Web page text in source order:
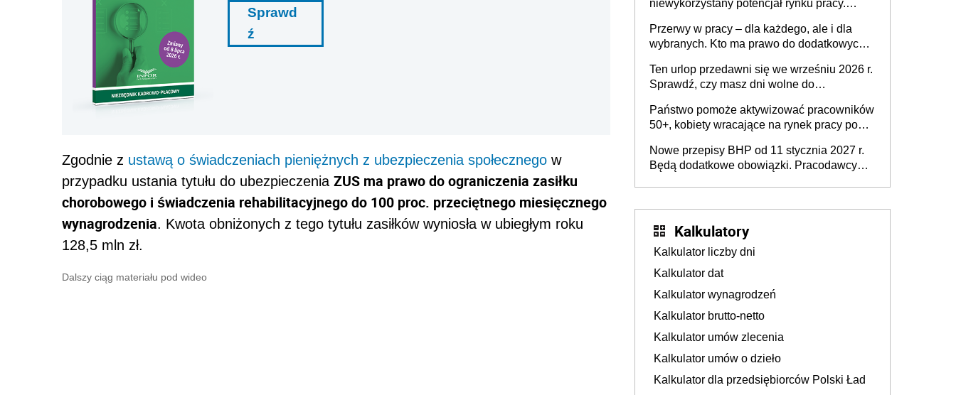
Sprawd
ź
Zgodnie z ustawą o świadczeniach pieniężnych z ubezpieczenia społecznego w
przypadku ustania tytułu do ubezpieczenia ZUS ma prawo do ograniczenia zasiłku
chorobowego i świadczenia rehabilitacyjnego do 100 proc. przeciętnego miesięcznego
wynagrodzenia. Kwota obniżonych z tego tytułu zasiłków wyniosła w ubiegłym roku
128,5 mln zł.
Dalszy ciąg materiału pod wideo
niewykorzystany potencjał rynku pracy.
dofinansowań czy refundacji, ale bariery po
stronie systemu i świadomości
pracodawców [WYWIAD]
Przerwy w pracy – dla każdego, ale i dla
wybranych. Kto ma prawo do dodatkowych
Ten urlop przedawni się we wrześniu 2026 r.
Sprawdź, czy masz dni wolne do
Państwo pomoże aktywizować pracowników
50+, kobiety wracające na rynek pracy po
osoby neuroatypowe. Powstanie Fundusz
na rzecz Inkluzywności w Zatrudnianiu?
Nowe przepisy BHP od 11 stycznia 2027 r.
Będą dodatkowe obowiązki. Pracodawcy
Kalkulatory
Kalkulator liczby dni
Kalkulator dat
Kalkulator wynagrodzeń
Kalkulator brutto-netto
Kalkulator umów zlecenia
Kalkulator umów o dzieło
Kalkulator dla przedsiębiorców Polski Ład